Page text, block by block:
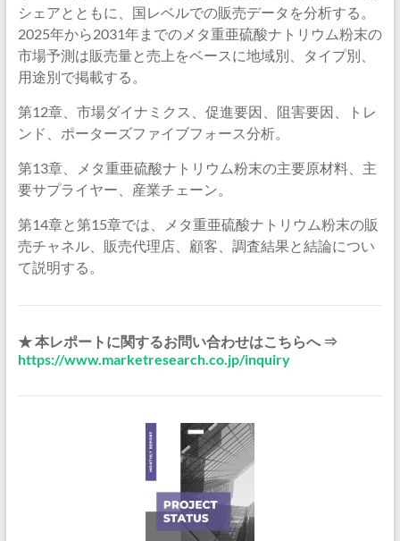
シェアとともに、国レベルでの販売データを分析する。
2025年から2031年までのメタ重亜硫酸ナトリウム粉末の
市場予測は販売量と売上をベースに地域別、タイプ別、
用途別で掲載する。
第12章、市場ダイナミクス、促進要因、阻害要因、トレ
ンド、ポーターズファイブフォース分析。
第13章、メタ重亜硫酸ナトリウム粉末の主要原材料、主
要サプライヤー、産業チェーン。
第14章と第15章では、メタ重亜硫酸ナトリウム粉末の販
売チャネル、販売代理店、顧客、調査結果と結論につい
て説明する。
★ 本レポートに関するお問い合わせはこちらへ ⇒
https://www.marketresearch.co.jp/inquiry